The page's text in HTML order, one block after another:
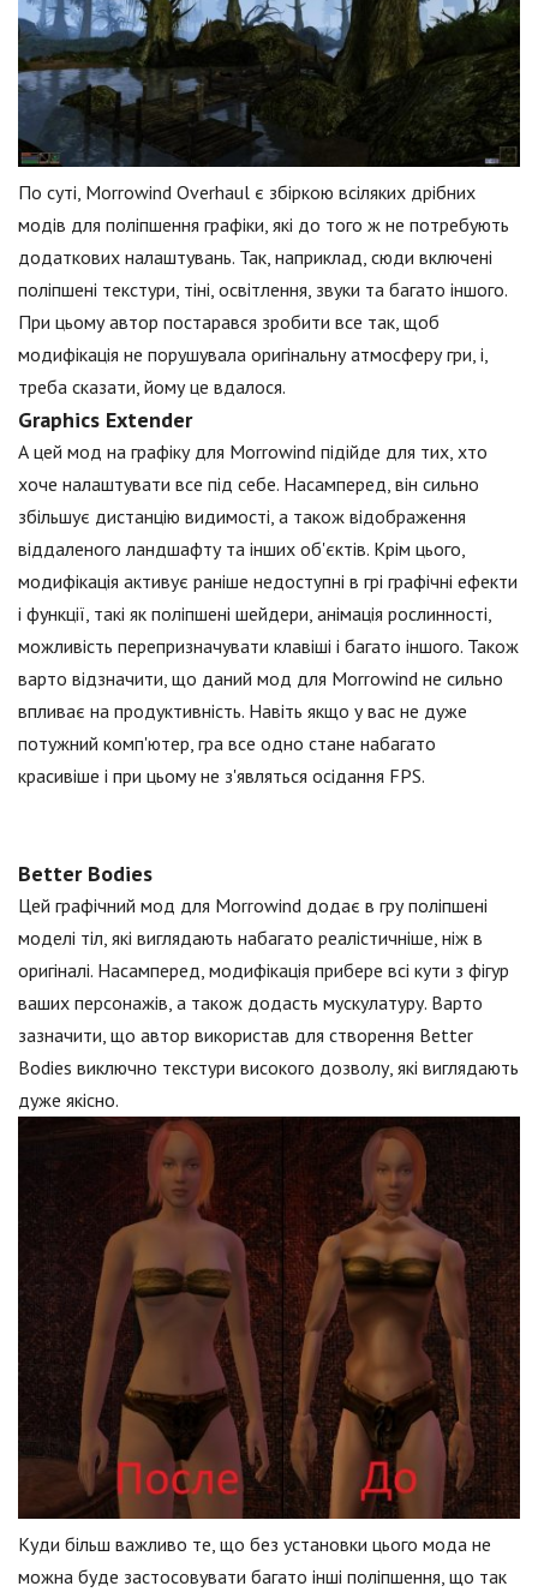
По суті, Morrowind Overhaul є збіркою всіляких дрібних
модів для поліпшення графіки, які до того ж не потребують
додаткових налаштувань. Так, наприклад, сюди включені
поліпшені текстури, тіні, освітлення, звуки та багато іншого.
При цьому автор постарався зробити все так, щоб
модифікація не порушувала оригінальну атмосферу гри, і,
треба сказати, йому це вдалося.
Graphics Extender
А цей мод на графіку для Morrowind підійде для тих, хто
хоче налаштувати все під себе. Насамперед, він сильно
збільшує дистанцію видимості, а також відображення
віддаленого ландшафту та інших об'єктів. Крім цього,
модифікація активує раніше недоступні в грі графічні ефекти
і функції, такі як поліпшені шейдери, анімація рослинності,
можливість перепризначувати клавіші і багато іншого. Також
варто відзначити, що даний мод для Morrowind не сильно
впливає на продуктивність. Навіть якщо у вас не дуже
потужний комп'ютер, гра все одно стане набагато
красивіше і при цьому не з'являться осідання FPS.
Better Bodies
Цей графічний мод для Morrowind додає в гру поліпшені
моделі тіл, які виглядають набагато реалістичніше, ніж в
оригіналі. Насамперед, модифікація прибере всі кути з фігур
ваших персонажів, а також додасть мускулатуру. Варто
зазначити, що автор використав для створення Better
Bodies виключно текстури високого дозволу, які виглядають
дуже якісно.
Куди більш важливо те, що без установки цього мода не
можна буде застосовувати багато інші поліпшення, що так